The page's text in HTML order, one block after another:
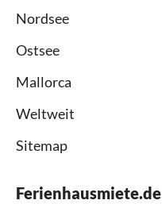
Nordsee
Ostsee
Mallorca
Weltweit
Sitemap
Ferienhausmiete.de